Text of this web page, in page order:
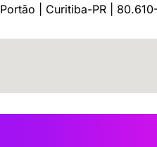
Portão | Curitiba-PR |